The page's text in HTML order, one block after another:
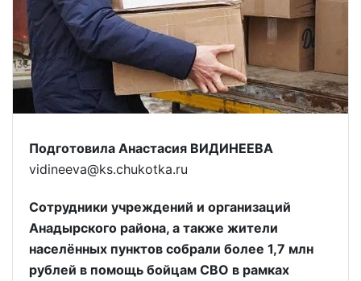
Подготовила Анастасия ВИДИНЕЕВА
vidineeva@ks.chukotka.ru
Сотрудники учреждений и организаций
Анадырского района, а также жители
населённых пунктов собрали более 1,7 млн
рублей в помощь бойцам СВО в рамках